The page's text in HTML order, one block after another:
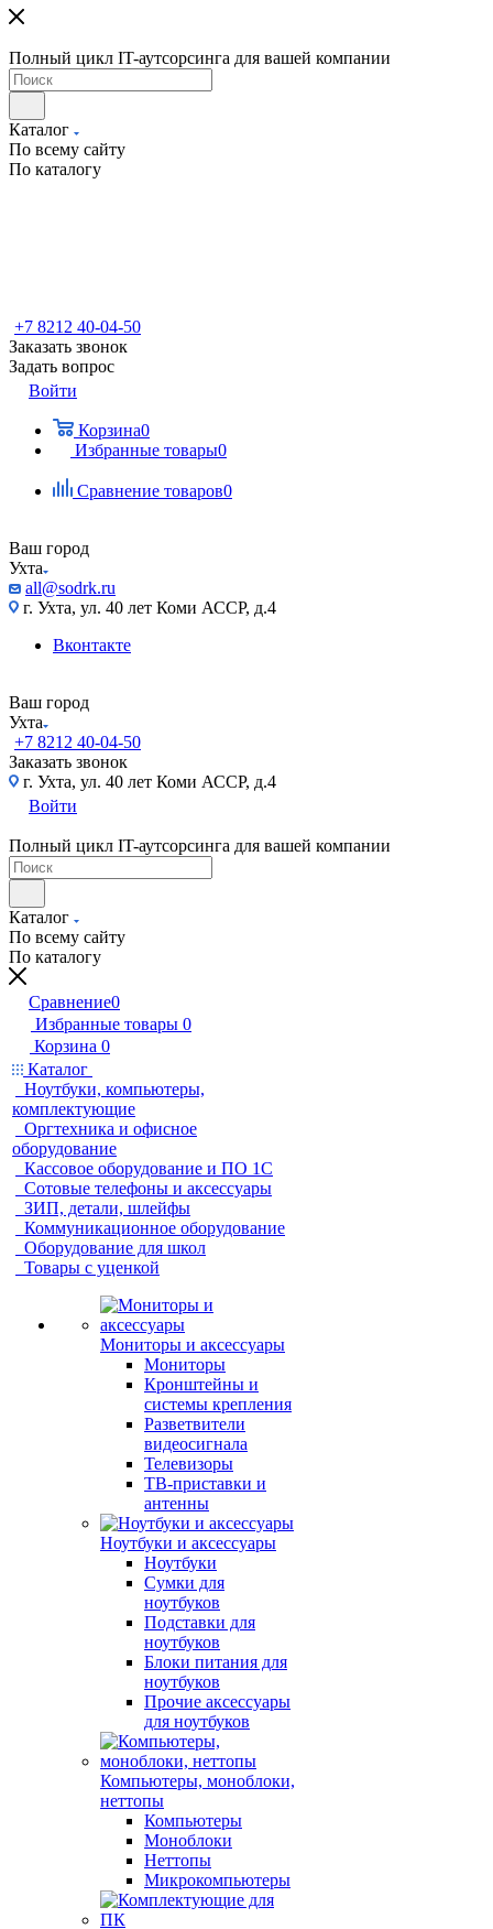
Полный цикл IT-аутсорсинга для вашей компании
Каталог
По всему сайту
По каталогу
+7 8212 40-04-50
Заказать звонок
Задать вопрос
Войти
Корзина0
Избранные товары0
Сравнение товаров0
Ваш город
Ухта
all@sodrk.ru
г. Ухта, ул. 40 лет Коми АССР, д.4
Вконтакте
Ваш город
Ухта
+7 8212 40-04-50
Заказать звонок
г. Ухта, ул. 40 лет Коми АССР, д.4
Войти
Полный цикл IT-аутсорсинга для вашей компании
Каталог
По всему сайту
По каталогу
Сравнение0
Избранные товары 0
Корзина 0
Каталог
Ноутбуки, компьютеры,
комплектующие
Оргтехника и офисное
оборудование
Кассовое оборудование и ПО 1С
Сотовые телефоны и аксессуары
ЗИП, детали, шлейфы
Коммуникационное оборудование
Оборудование для школ
Товары с уценкой
Мониторы и аксессуары
Мониторы
Кронштейны и
системы крепления
Разветвители
видеосигнала
Телевизоры
ТВ-приставки и
антенны
Ноутбуки и аксессуары
Ноутбуки
Сумки для
ноутбуков
Подставки для
ноутбуков
Блоки питания для
ноутбуков
Прочие аксессуары
для ноутбуков
Компьютеры, моноблоки,
неттопы
Компьютеры
Моноблоки
Неттопы
Микрокомпьютеры